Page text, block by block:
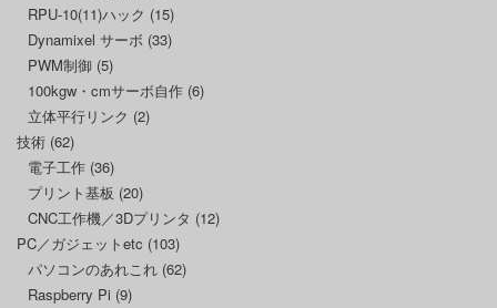
RPU-10(11)ハック (15)
Dynamixel サーボ (33)
PWM制御 (5)
100kgw・cmサーボ自作 (6)
立体平行リンク (2)
技術 (62)
電子工作 (36)
プリント基板 (20)
CNC工作機／3Dプリンタ (12)
PC／ガジェットetc (103)
パソコンのあれこれ (62)
Raspberry Pi (9)